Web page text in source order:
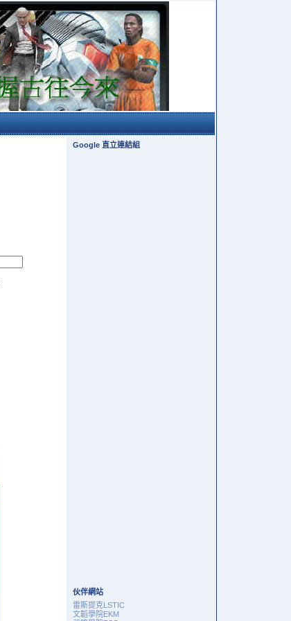
Google 直立連結組
伙伴網站
雷斯提克LSTIC
文韜學院EKM